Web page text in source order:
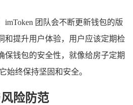
imToken 团队会不断更新钱包的版
和提升用户体验，用户应该定期检
保钱包的安全性，就像给房子定期
始终保持坚固和安全。
险防范